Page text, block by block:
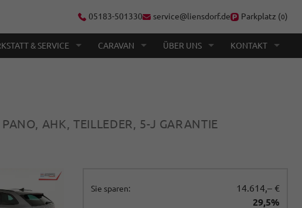
05183-501330 service@liensdorf.de Parkplatz (0)
& SERVICE CARAVAN ÜBER UNS KONTAKT
AHK, TEILLEDER, 5-J GARANTIE
Sie sparen:
14.614,– €
29,5%